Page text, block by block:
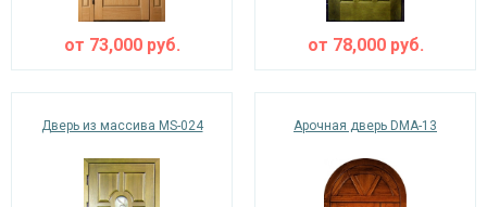
от 73,000руб. от 78,000руб.
Дверь из массива MS-024 Арочная дверь DMA-13